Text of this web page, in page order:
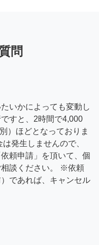
問
いかによっても変動し
すと、2時間で4,000
）ほどとなっておりま
発生しませんので、
頼申請」を頂いて、個
相談ください。 ※依頼
であれば、キャンセル